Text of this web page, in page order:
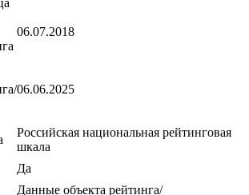
06.07.2018
06.06.2025
Российская национальная рейтинговая
шкала
Да
Данные объекта рейтинга/